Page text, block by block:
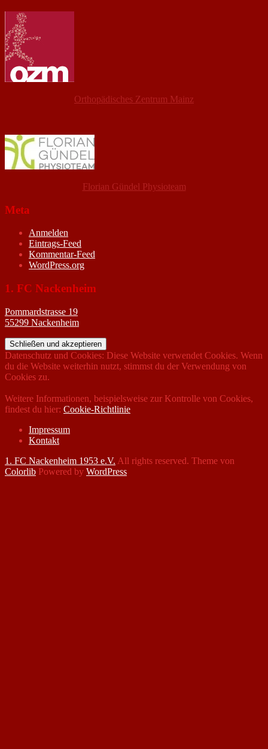
Orthopädisches Zentrum Mainz
Florian Gündel Physioteam
Meta
Anmelden
Eintrags-Feed
Kommentar-Feed
WordPress.org
1. FC Nackenheim
Pommardstrasse 19
55299 Nackenheim
Datenschutz und Cookies: Diese Website verwendet Cookies. Wenn
du die Website weiterhin nutzt, stimmst du der Verwendung von
Cookies zu.
Weitere Informationen, beispielsweise zur Kontrolle von Cookies,
findest du hier: Cookie-Richtlinie
Impressum
Kontakt
1. FC Nackenheim 1953 e.V. All rights reserved. Theme von
Colorlib Powered by WordPress